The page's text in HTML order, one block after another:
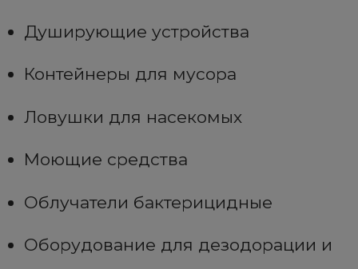
Душирующие устройства
Контейнеры для мусора
Ловушки для насекомых
Моющие средства
Облучатели бактерицидные
Оборудование для дезодорации и